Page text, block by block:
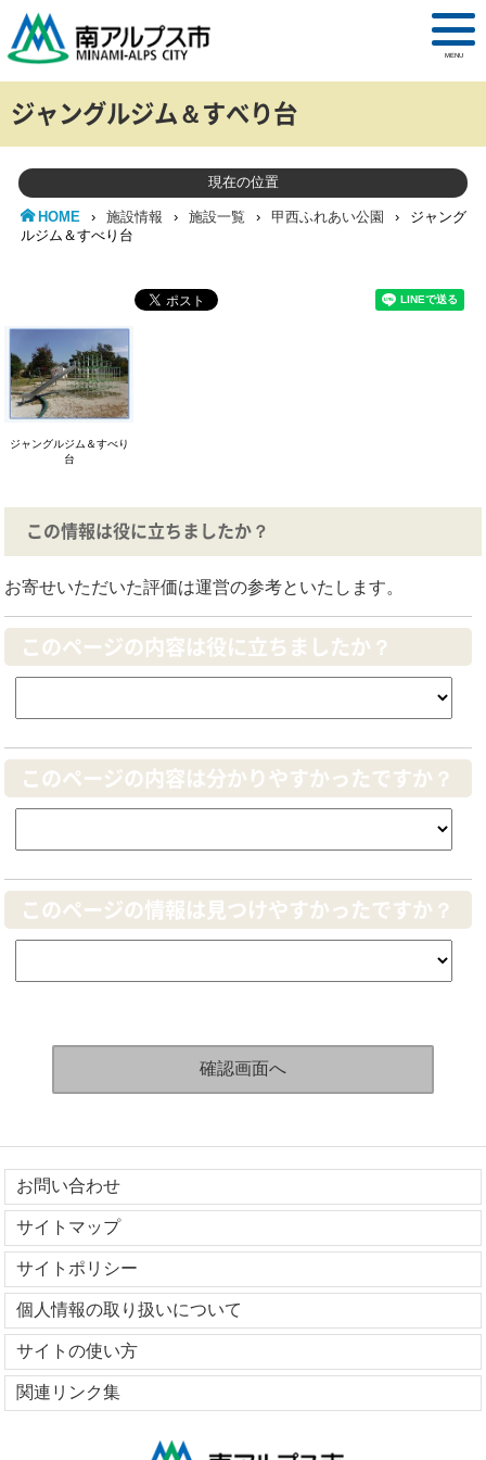
MENU
ジャングルジム＆すべり台
現在の位置
HOME › 施設情報 › 施設一覧 › 甲西ふれあい公園 ›
ジャング
ルジム＆すべり台
ジャングルジム＆すべり
台
この情報は役に立ちましたか？
お寄せいただいた評価は運営の参考といたします。
このページの内容は役に立ちましたか？
このページの内容は分かりやすかったですか？
このページの情報は見つけやすかったですか？
お問い合わせ
サイトマップ
サイトポリシー
個人情報の取り扱いについて
サイトの使い方
関連リンク集